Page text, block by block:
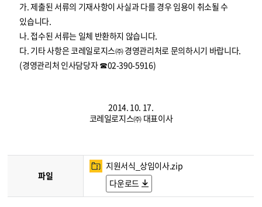
가. 제출된 서류의 기재사항이 사실과 다를 경우 임용이 취소될 수
있습니다.
나. 접수된 서류는 일체 반환하지 않습니다.
다. 기타 사항은 코레일로지스㈜ 경영관리처로 문의하시기 바랍니다.
(경영관리처 인사담당자 ☎02-390-5916)
2014. 10. 17.
코레일로지스㈜ 대표이사
파일
지원서식_상임이사.zip
다운로드